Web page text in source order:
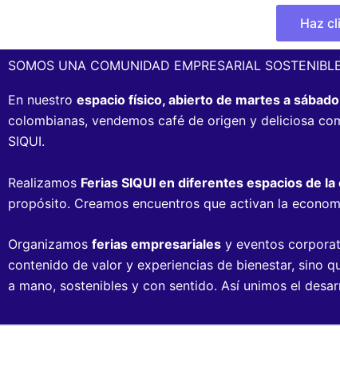
Haz
SOMOS UNA COMUNIDAD EMPRESARIAL
En nuestro espacio físico, abierto de martes a sábado
colombianas, vendemos café de origen y deliciosa
SIQUI.
Realizamos Ferias SIQUI en diferentes espacios de la
propósito. Creamos encuentros que activan la
Organizamos ferias empresariales y eventos
contenido de valor y experiencias de bienestar, sino
a mano, sostenibles y con sentido. Así unimos el